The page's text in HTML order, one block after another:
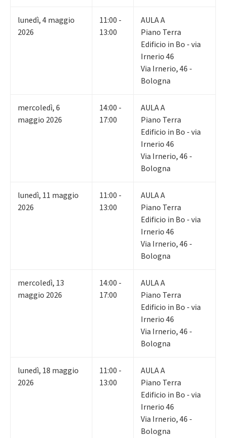
lunedì,4maggio
2026
11:00 -
13:00
AULA A
Piano Terra
Edificio in Bo - via
Irnerio 46
Via Irnerio, 46 -
Bologna
mercoledì,6
maggio 2026
14:00 -
17:00
AULA A
Piano Terra
Edificio in Bo - via
Irnerio 46
Via Irnerio, 46 -
Bologna
lunedì, 11 maggio
2026
11:00 -
13:00
AULA A
Piano Terra
Edificio in Bo - via
Irnerio 46
Via Irnerio, 46 -
Bologna
mercoledì, 13
maggio 2026
14:00 -
17:00
AULA A
Piano Terra
Edificio in Bo - via
Irnerio 46
Via Irnerio, 46 -
Bologna
lunedì, 18 maggio
2026
11:00 -
13:00
AULA A
Piano Terra
Edificio in Bo - via
Irnerio 46
Via Irnerio, 46 -
Bologna